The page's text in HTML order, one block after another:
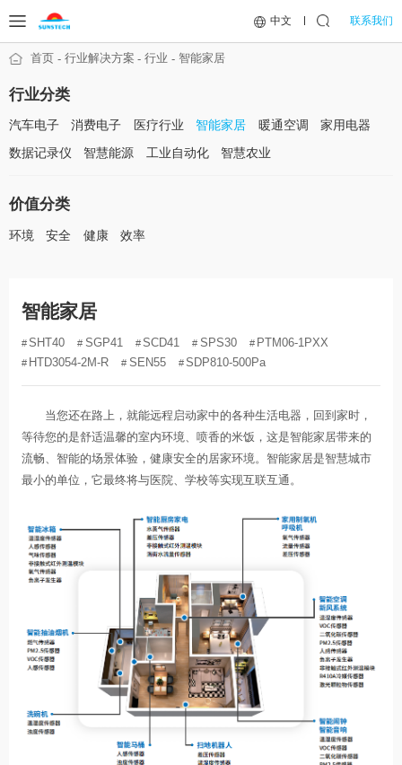
中文 联系我们
首页 行业解决方案 行业 智能家居
行业分类
汽车电子 消费电子 医疗行业 智能家居 暖通空调 家用电器
数据记录仪 智慧能源 工业自动化 智慧农业
价值分类
环境 安全 健康 效率
智能家居
SHT40 SGP41 SCD41 SPS30
PTM06-1PXX
HTD3054-2M-R
SEN55 SDP810-500Pa
当您还在路上，就能远程启动家中的各种生活电器，回到家时，
等待您的是舒适温馨的室内环境、喷香的米饭，这是智能家居带来的
流畅、智能的场景体验，健康安全的居家环境。智能家居是智慧城市
最小的单位，它最终将与医院、学校等实现互联互通。